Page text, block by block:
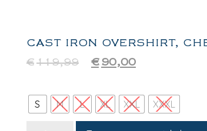
CAST IRON OVERSHIRT,
€119,99 € 90,00
S M L XL XXL XXXL